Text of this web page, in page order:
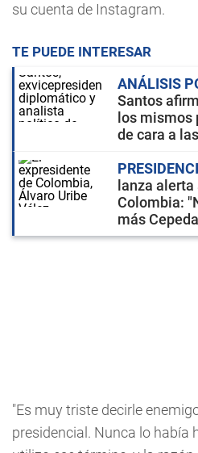
su cuenta de Instagram.
TE PUEDE INTERESAR
ANÁLISIS
Santos
los mismos
de cara a
lanza
Colombia:
más
"Es muy triste decirle
presidencial. Nunca lo había